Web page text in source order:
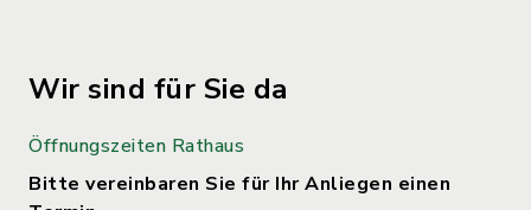
Wir sind für Sie da
Öffnungszeiten Rathaus
Bitte vereinbaren Sie für Ihr Anliegen einen